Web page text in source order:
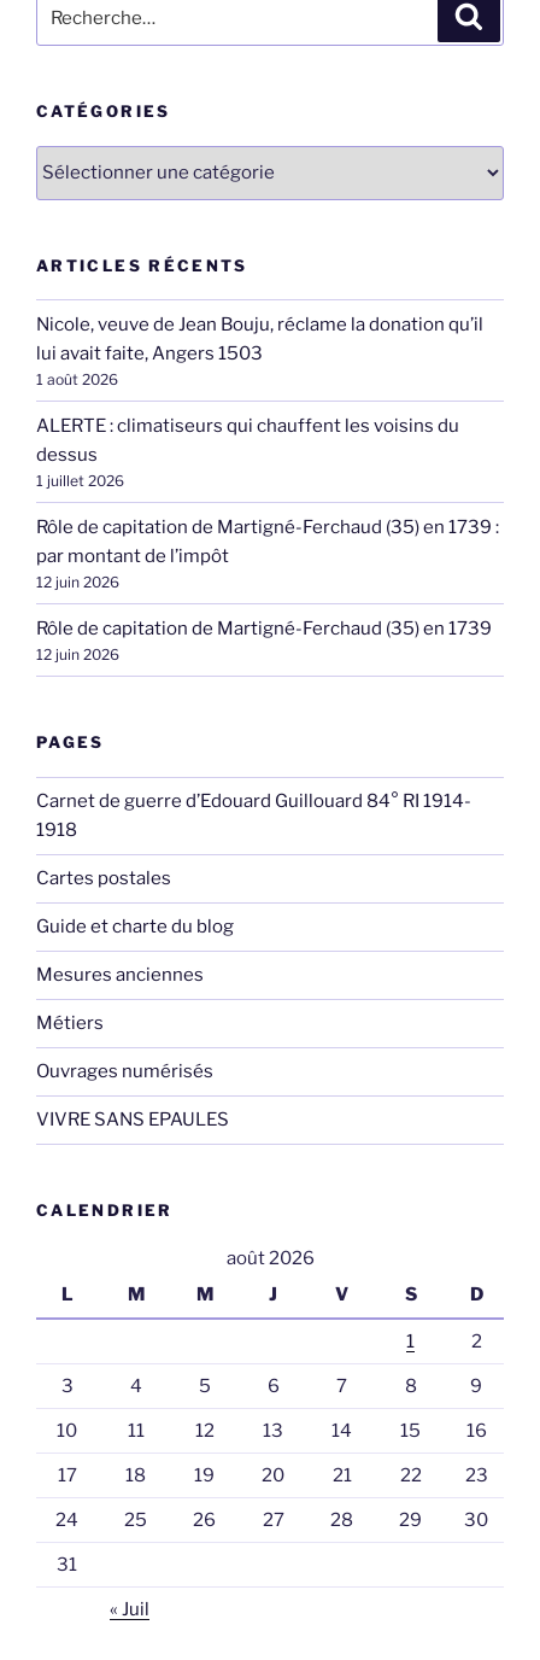
pour
CATÉGORIES
Catégories
ARTICLES RÉCENTS
Nicole, veuve de Jean Bouju, réclame la donation qu’il
lui avait faite, Angers 1503
1 août 2026
ALERTE : climatiseurs qui chauffent les voisins du
dessus
1 juillet 2026
Rôle de capitation de Martigné-Ferchaud (35) en 1739 :
par montant de l’impôt
12 juin 2026
Rôle de capitation de Martigné-Ferchaud (35) en 1739
12 juin 2026
PAGES
Carnet de guerre d’Edouard Guillouard 84° RI 1914-
1918
Cartes postales
Guide et charte du blog
Mesures anciennes
Métiers
Ouvrages numérisés
VIVRE SANS EPAULES
CALENDRIER
août 2026
L
M M J V S D
1 2
3 4 5 6 7 8 9
10 11 12 13 14 15 16
17 18 19 20 21 22 23
24 25 26 27 28 29 30
31
« Juil